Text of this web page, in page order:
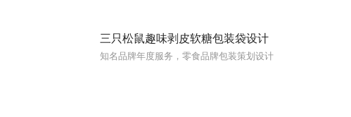
三只松鼠趣味剥皮软糖包装袋设计
知名品牌年度服务，零食品牌包装策划设计